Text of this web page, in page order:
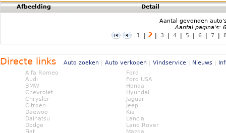
Afbeelding Detail
Aantal gevonden
Aantal pagina's:
1
| 2 | 3 | 4 | 5 | 6 | 7 |
Directe links Auto zoeken | Auto verkopen | Vindservice | Nieuws |
Alfa Romeo
Audi
BMW
Chevrolet
Chrysler
Citroen
Daewoo
Daihatsu
Dodge
Ford
Ford USA
Honda
Hyundai
Jaguar
Jeep
Kia
Lancia
Land Rover